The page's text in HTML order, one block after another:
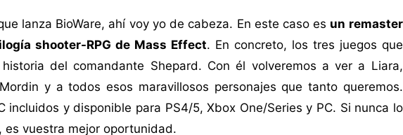
lanza BioWare, ahí voy yo de cabeza. En este caso es un remaster
shooter-RPG de Mass Effect. En concreto, los tres juegos que
del comandante Shepard. Con él volveremos a ver a Liara,
Mordin y a todos esos maravillosos personajes que tanto queremos.
incluidos y disponible para PS4/5, Xbox One/Series y PC. Si nunca lo
es vuestra mejor oportunidad.